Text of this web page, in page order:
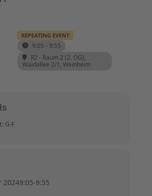
REPEATING EVENT
9:05 - 9:55
R2 - Raum 2 (2. OG),
Waidallee 2/1, Weinheim
G-F
20249:05-9:55